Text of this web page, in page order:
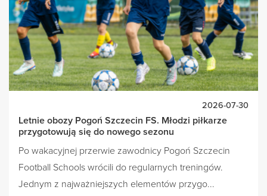
2026-07-30
Letnie obozy Pogoń Szczecin FS. Młodzi piłkarze
przygotowują się do nowego sezonu
Po wakacyjnej przerwie zawodnicy Pogoń Szczecin
Football Schools wrócili do regularnych treningów.
Jednym z najważniejszych elementów przygo...